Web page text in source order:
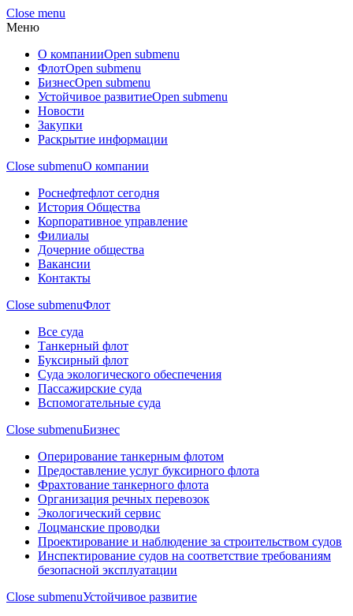
Close menu
Меню
О компанииOpen submenu
ФлотOpen submenu
БизнесOpen submenu
Устойчивое развитиеOpen submenu
Новости
Закупки
Раскрытие информации
Close submenuО компании
Роснефтефлот сегодня
История Общества
Корпоративное управление
Филиалы
Дочерние общества
Вакансии
Контакты
Close submenuФлот
Все суда
Танкерный флот
Буксирный флот
Суда экологического обеспечения
Пассажирские суда
Вспомогательные суда
Close submenuБизнес
Оперирование танкерным флотом
Предоставление услуг буксирного флота
Фрахтование танкерного флота
Организация речных перевозок
Экологический сервис
Лоцманские проводки
Проектирование и наблюдение за строительством судов
Инспектирование судов на соответствие требованиям
безопасной эксплуатации
Close submenuУстойчивое развитие